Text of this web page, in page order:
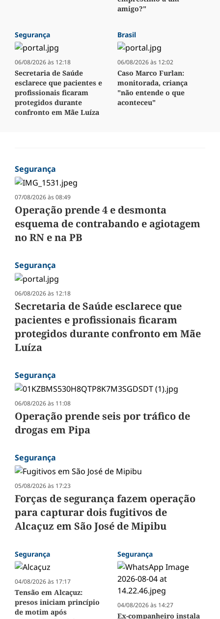
amigo?"
Segurança
06/08/2026 às 12:18
Secretaria de Saúde
esclarece que pacientes e
profissionais ficaram
protegidos durante
confronto em Mãe Luíza
Brasil
06/08/2026 às 12:02
Caso Marco Furlan:
monitorada, criança
"não entende o que
aconteceu"
Segurança
07/08/2026 às 08:49
Operação prende 4 e desmonta
esquema de contrabando e agiotagem
no RN e na PB
Segurança
06/08/2026 às 12:18
Secretaria de Saúde esclarece que
pacientes e profissionais ficaram
protegidos durante confronto em Mãe
Luíza
Segurança
06/08/2026 às 11:08
Operação prende seis por tráfico de
drogas em Pipa
Segurança
05/08/2026 às 17:23
Forças de segurança fazem operação
para capturar dois fugitivos de
Alcaçuz em São José de Mipibu
Segurança
04/08/2026 às 17:17
Tensão em Alcaçuz:
presos iniciam princípio
de motim após
Segurança
04/08/2026 às 14:27
Ex-companheiro instala